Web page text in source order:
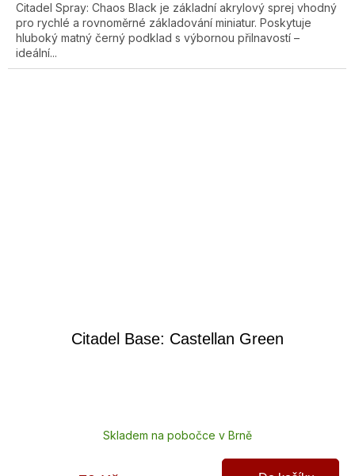
Citadel Spray: Chaos Black je základní akrylový sprej vhodný
pro rychlé a rovnoměrné základování miniatur. Poskytuje
hluboký matný černý podklad s výbornou přilnavostí –
ideální...
Citadel Base: Castellan Green
Skladem na pobočce v Brně